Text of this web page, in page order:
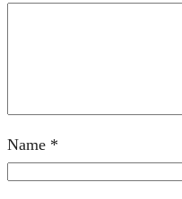
Name *